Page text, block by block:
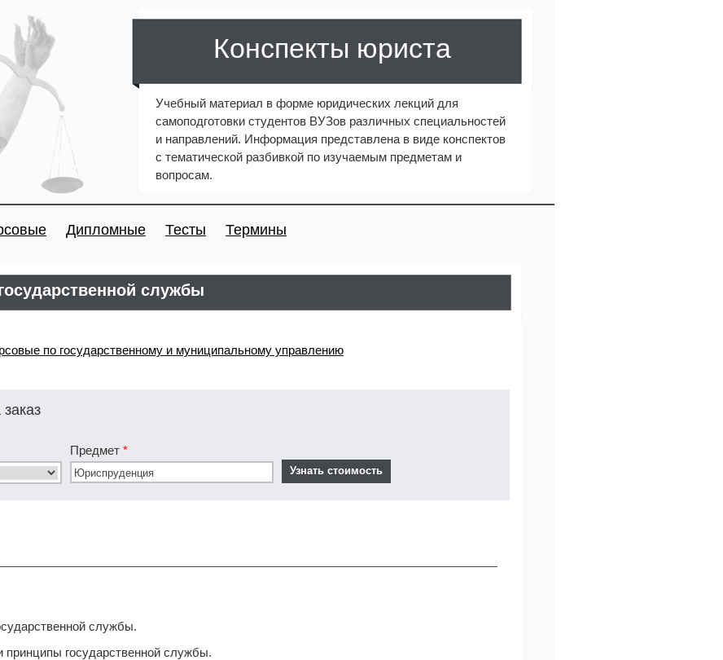
Конспекты юриста
Учебный материал в форме юридических лекций для
самоподготовки студентов ВУЗов различных специальностей
и направлений. Информация представлена в виде конспектов
с тематической разбивкой по изучаемым предметам и
вопросам.
Дипломные Тесты Термины
службы
по государственному и муниципальному управлению
Предмет *
службы.
принципы государственной службы.